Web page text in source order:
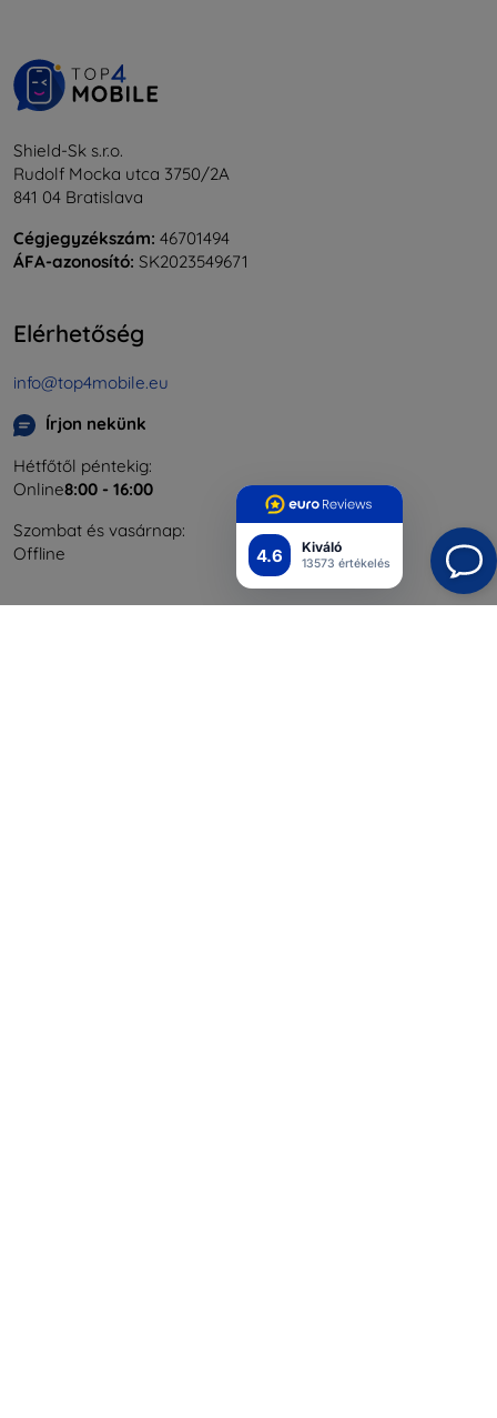
4.6 Kiváló
13573 értékelés
Shield-Sk s.r.o.
Rudolf Mocka utca 3750/2A
841 04 Bratislava
Cégjegyzékszám: 46701494
ÁFA-azonosító: SK2023549671
Elérhetőség
info@top4mobile.eu
Írjon nekünk
Hétfőtől péntekig:
Online8:00 - 16:00
Szombat és vasárnap:
Offline